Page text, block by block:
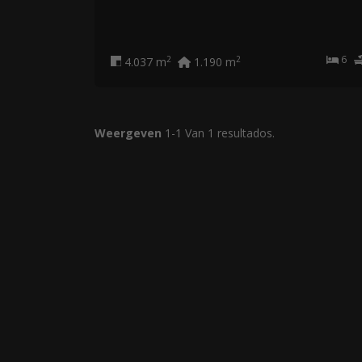
6
4.037 m2 1.190 m2
Weergeven 1-1 Van 1 resultados.